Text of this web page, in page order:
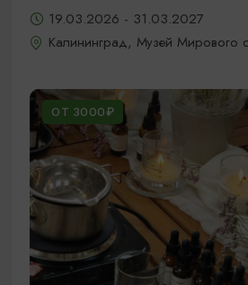
19.03.2026 - 31.03.2027
Калининград, Музей Мирового
ОТ 3000₽